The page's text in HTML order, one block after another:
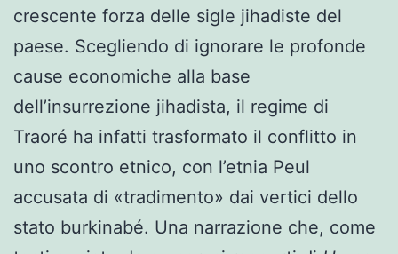
crescente forza delle sigle jihadiste del
paese. Scegliendo di ignorare le profonde
cause economiche alla base
dell’insurrezione jihadista, il regime di
Traoré ha infatti trasformato il conflitto in
uno scontro etnico, con l’etnia Peul
accusata di «tradimento» dai vertici dello
stato burkinabé. Una narrazione che, come